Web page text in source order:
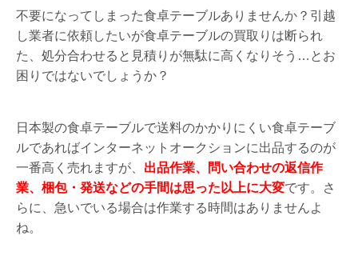
不要になってしまった食卓テーブルありませんか？引越
し業者に依頼したいが食卓テーブルの買取りは断られ
た、処分合わせると見積りが無駄に高くなりそう…とお
困りではないでしょうか？
日本製の食卓テーブルで送料のかかりにくい食卓テーブ
ルであればインターネットオークションに出品するのが
一番高く売れますが、 出品作業、問い合わせの返信作
業、梱包・発送などの手間は思った以上に大変です。さ
らに、急いでいる場合は作業する時間はありませんよ
ね。